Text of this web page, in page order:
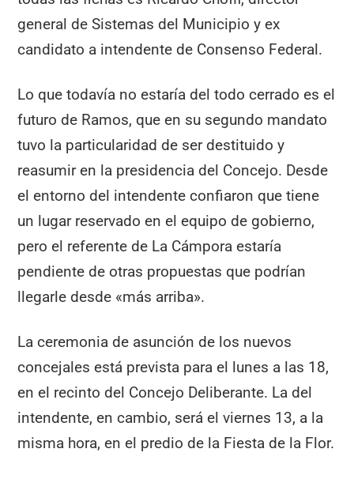
general de Sistemas del Municipio y ex
candidato a intendente de Consenso Federal.
Lo que todavía no estaría del todo cerrado es el
futuro de Ramos, que en su segundo mandato
tuvo la particularidad de ser destituido y
reasumir en la presidencia del Concejo. Desde
el entorno del intendente confiaron que tiene
un lugar reservado en el equipo de gobierno,
pero el referente de La Cámpora estaría
pendiente de otras propuestas que podrían
llegarle desde «más arriba».
La ceremonia de asunción de los nuevos
concejales está prevista para el lunes a las 18,
en el recinto del Concejo Deliberante. La del
intendente, en cambio, será el viernes 13, a la
misma hora, en el predio de la Fiesta de la Flor.